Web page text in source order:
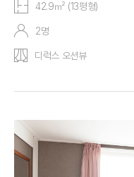
42.9㎡ (13평형)
2명
디럭스 오션뷰